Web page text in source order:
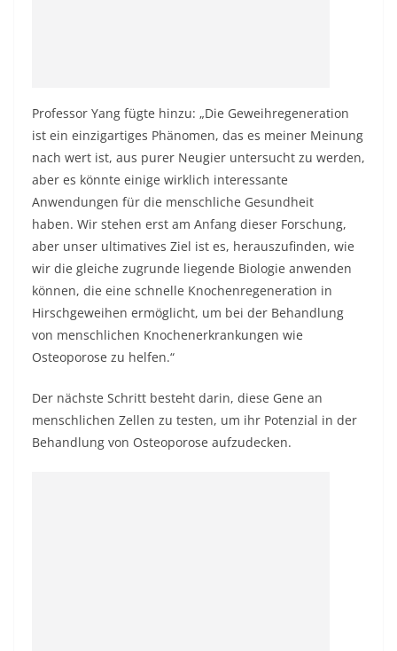
Professor Yang fügte hinzu: „Die Geweihregeneration
ist ein einzigartiges Phänomen, das es meiner Meinung
nach wert ist, aus purer Neugier untersucht zu werden,
aber es könnte einige wirklich interessante
Anwendungen für die menschliche Gesundheit
haben. Wir stehen erst am Anfang dieser Forschung,
aber unser ultimatives Ziel ist es, herauszufinden, wie
wir die gleiche zugrunde liegende Biologie anwenden
können, die eine schnelle Knochenregeneration in
Hirschgeweihen ermöglicht, um bei der Behandlung
von menschlichen Knochenerkrankungen wie
Osteoporose zu helfen.“
Der nächste Schritt besteht darin, diese Gene an
menschlichen Zellen zu testen, um ihr Potenzial in der
Behandlung von Osteoporose aufzudecken.